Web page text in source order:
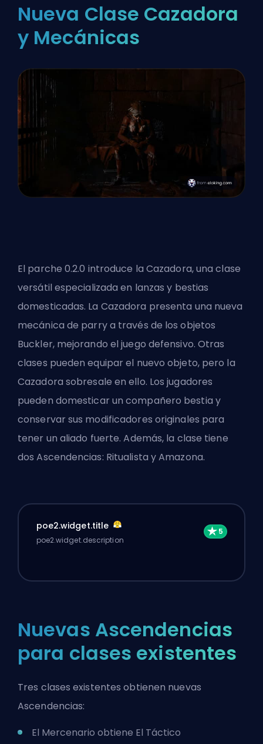
Nueva Clase Cazadora
y Mecánicas
El parche 0.2.0 introduce la Cazadora,una clase
versátil especializada en lanzas y bestias
domesticadas. La Cazadora presenta una nueva
mecánica de parry a través de los objetos
Buckler, mejorando el juego defensivo. Otras
clases pueden equipar el nuevo objeto, pero la
Cazadora sobresale en ello. Los jugadores
pueden domesticar un compañero bestia y
conservar sus modificadores originales para
tener un aliado fuerte. Además, la clase tiene
dos Ascendencias: Ritualista y Amazona.
poe2.widget.title
poe2.widget.description
Nuevas Ascendencias
para clases existentes
Tres clases existentes obtienen nuevas
Ascendencias:
El Mercenario obtiene El Táctico